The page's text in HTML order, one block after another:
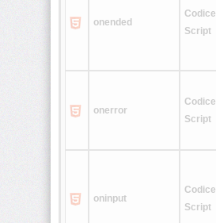
onended
Codice
Script
onerror
Codice
Script
oninput
Codice
Script